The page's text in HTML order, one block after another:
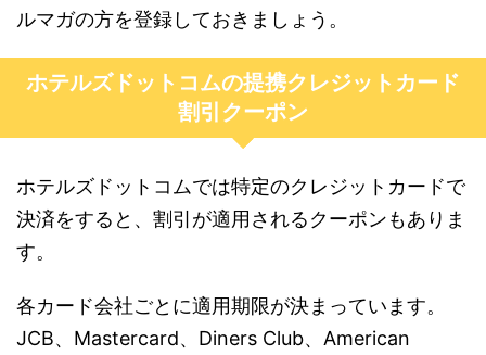
ルマガの方を登録しておきましょう。
ホテルズドットコムの提携クレジットカード
割引クーポン
ホテルズドットコムでは特定のクレジットカードで
決済をすると、割引が適用されるクーポンもありま
す。
各カード会社ごとに適用期限が決まっています。
JCB、Mastercard、Diners Club、American